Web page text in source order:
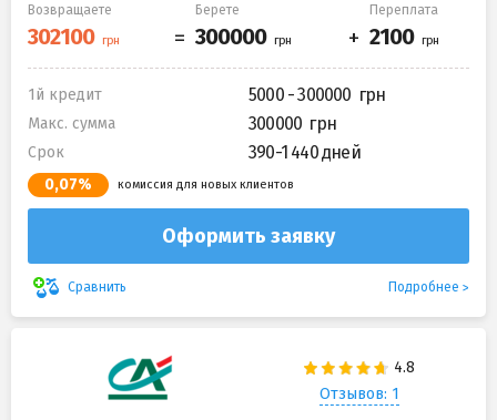
Возвращаете Берете Переплата
1й кредит 5000 - 300000
Макс. сумма 300000
Срок 390-1 440 дней
0,07% комиссия для новых клиентов
Оформить заявку
Сравнить Подробнее
Отзывов: 1